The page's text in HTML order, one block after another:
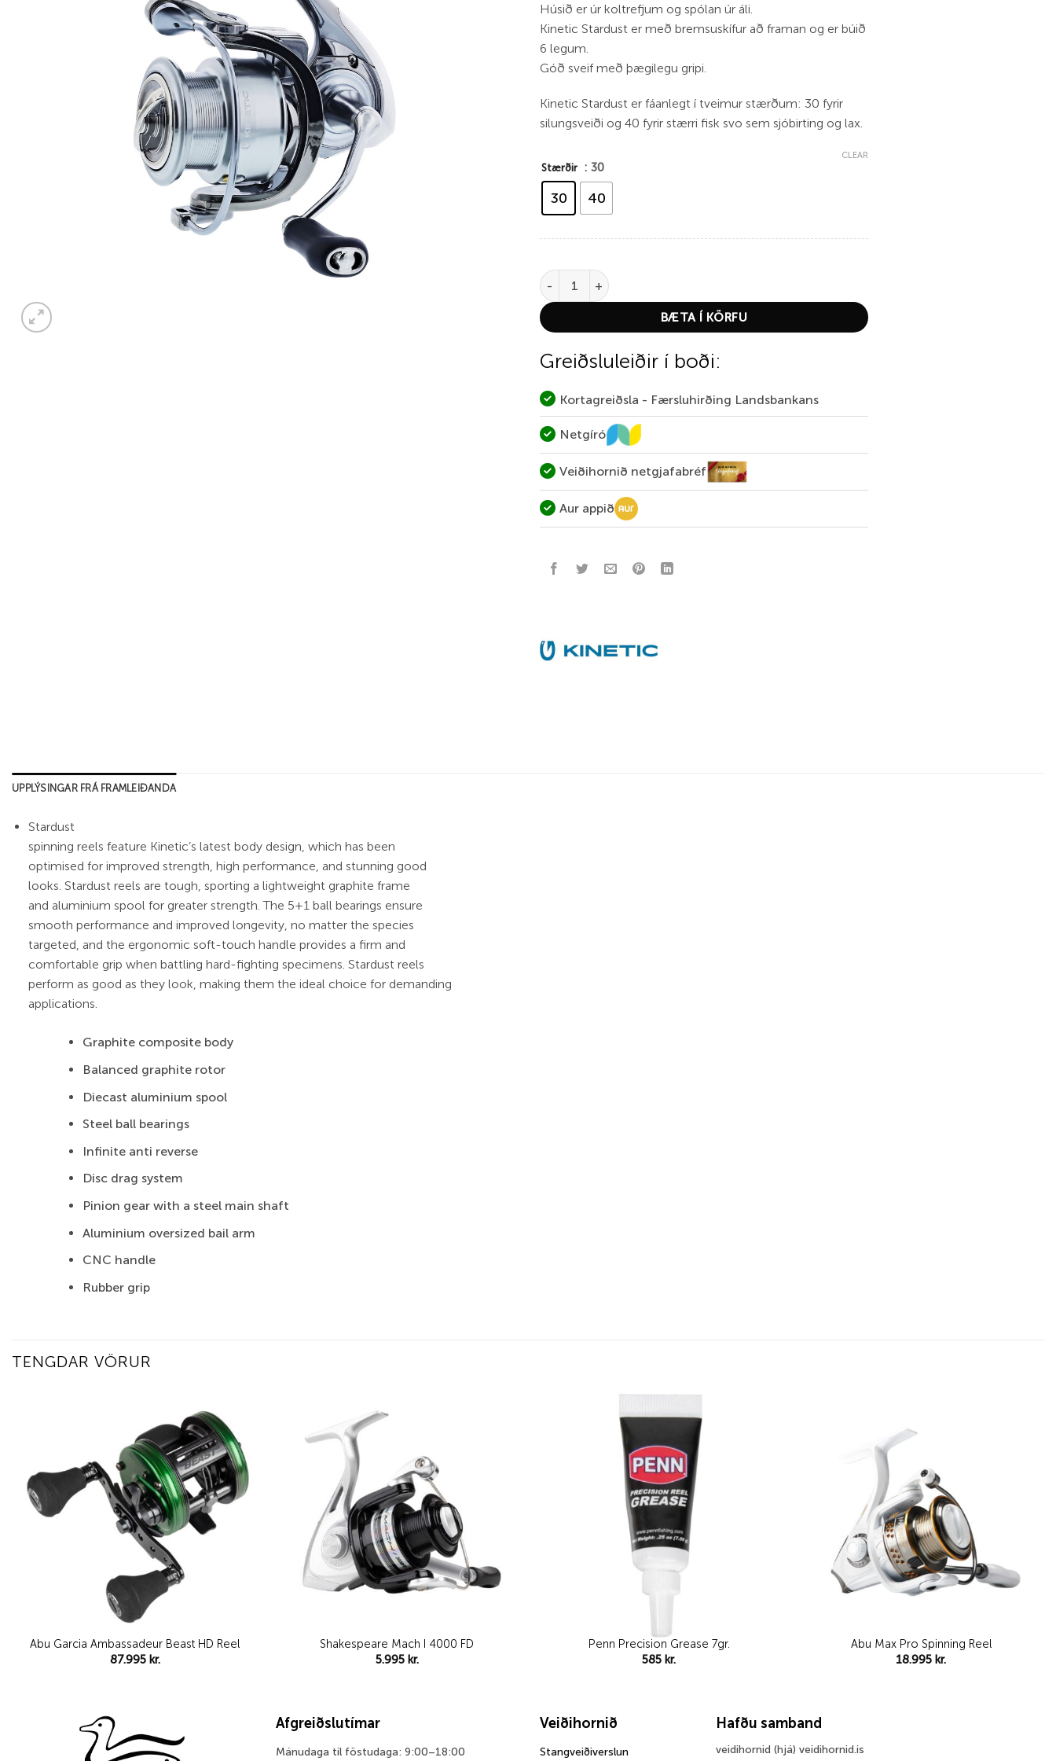
Húsið er úr koltrefjum og spólan úr áli.
Kinetic Stardust er með bremsuskífur að framan og er búið
6 legum.
Góð sveif með þægilegu gripi.
Kinetic Stardust er fáanlegt í tveimur stærðum: 30 fyrir
silungsveiði og 40 fyrir stærri fisk svo sem sjóbirting og lax.
Stærðir : 30
30 40
CLEAR
Kinetic Stardust FD quantity
BÆTA Í KÖRFU
Greiðsluleiðir í boði:
Kortagreiðsla - Færsluhirðing Landsbankans
Netgíró
Veiðihornið netgjafabréf
Aur appið
UPPLÝSINGAR FRÁ FRAMLEIÐANDA
Stardust
spinning reels feature Kinetic’s latest body design, which has been
optimised for improved strength, high performance, and stunning good
looks. Stardust reels are tough, sporting a lightweight graphite frame
and aluminium spool for greater strength. The 5+1 ball bearings ensure
smooth performance and improved longevity, no matter the species
targeted, and the ergonomic soft-touch handle provides a firm and
comfortable grip when battling hard-fighting specimens. Stardust reels
perform as good as they look, making them the ideal choice for demanding
applications.
Graphite composite body
Balanced graphite rotor
Diecast aluminium spool
Steel ball bearings
Infinite anti reverse
Disc drag system
Pinion gear with a steel main shaft
Aluminium oversized bail arm
CNC handle
Rubber grip
TENGDAR VÖRUR
Add to
wishlist
Abu Garcia Ambassadeur Beast HD Reel
87.995 kr.
Shakespeare Mach I 4000 FD
5.995 kr.
Penn Precision Grease 7gr.
585kr.
Abu Max Pro Spinning Reel
18.995kr.
Afgreiðslutímar
Mánudaga til föstudaga: 9:00–18:00
Veiðihornið
Stangveiðiverslun
Hafðu samband
veidihornid (hjá) veidihornid.is